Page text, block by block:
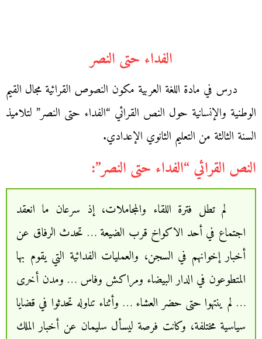
الفداء حتى النصر
درس في مادة اللغة العربية مكون النصوص القرائية مجال القيم
الوطنية والإنسانية حول النص القرائي “الفداء حتى النصر” لتلاميذ
السنة الثالثة من التعليم الثانوي الإعدادي.
النص القرائي “الفداء حتى النصر”:
لم تطل فترة اللقاء والمجاملات، إذ سرعان ما انعقد
اجتماع في أحد الاكواخ قرب الضيعة … تحدث الرفاق عن
أخبار إخوانهم في السجن، والعمليات الفدائية التي يقوم بها
المتطوعون في الدار البيضاء ومراكش وفاس … ومدن أخرى
… لم ينتهوا حتى حضر العشاء … وأثناء تناوله تحدثوا في قضايا
سياسية مختلفة، وكانت فرصة ليسأل سليمان عن أخبار الملك